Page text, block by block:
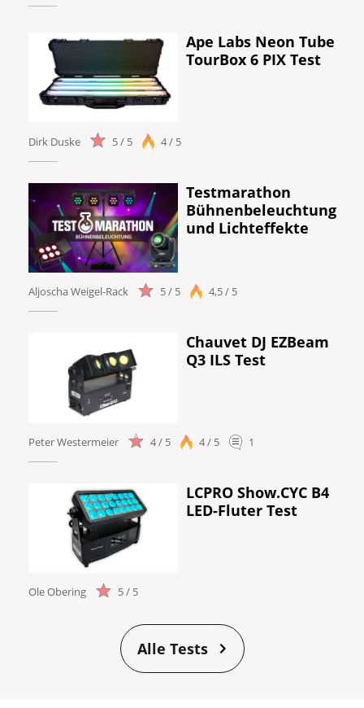
Ape Labs Neon Tube
TourBox 6 PIX Test
Dirk Duske 5 / 5 4 / 5
Testmarathon
Bühnenbeleuchtung
und Lichteffekte
Aljoscha Weigel-Rack 5 / 5 4,5 / 5
Chauvet DJ EZBeam
Q3 ILS Test
Peter Westermeier 4 / 5 4 / 5 1
LCPRO Show.CYC B4
LED-Fluter Test
Ole Obering 5 / 5
Alle Tests